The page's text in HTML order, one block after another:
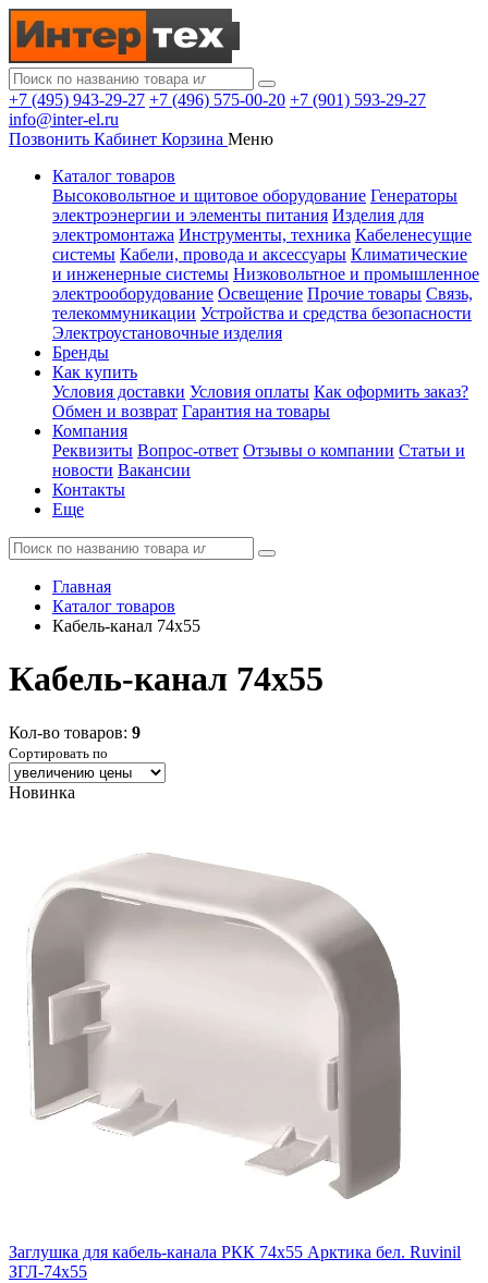
+7 (495) 943-29-27 +7 (496) 575-00-20 +7 (901) 593-29-27
info@inter-el.ru
Позвонить Кабинет Корзина Меню
Каталог товаров
Высоковольтное и щитовое оборудование Генераторы
электроэнергии и элементы питания Изделия для
электромонтажа Инструменты, техника Кабеленесущие
системы Кабели, провода и аксессуары Климатические
и инженерные системы Низковольтное и промышленное
электрооборудование Освещение Прочие товары Связь,
телекоммуникации Устройства и средства безопасности
Электроустановочные изделия
Бренды
Как купить
Условия доставки Условия оплаты Как оформить заказ?
Обмен и возврат Гарантия на товары
Компания
Реквизиты Вопрос-ответ Отзывы о компании Статьи и
новости Вакансии
Контакты
Еще
Главная
Каталог товаров
Кабель-канал 74х55
Кабель-канал 74х55
Кол-во товаров: 9
Сортировать по
Новинка
Заглушка для кабель-канала РКК 74х55 Арктика бел. Ruvinil
ЗГЛ-74х55